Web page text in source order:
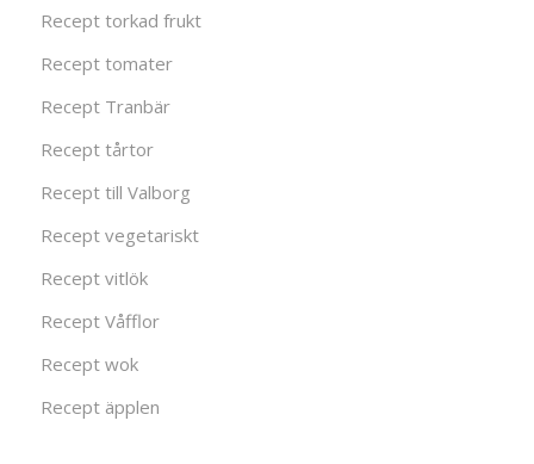
Recept torkad frukt
Recept tomater
Recept Tranbär
Recept tårtor
Recept till Valborg
Recept vegetariskt
Recept vitlök
Recept Våfflor
Recept wok
Recept äpplen